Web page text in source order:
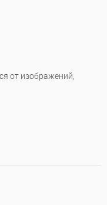
от изображений,